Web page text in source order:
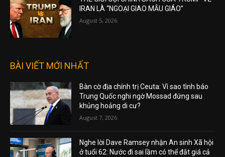
IRAN LÀ “NGOẠI GIAO MẪU GIÁO”
August 5, 2026
BÀI VIẾT MỚI NHẤT
Bàn cờ địa chính trị Ceuta: Vì sao tình báo
Trung Quốc nghi ngờ Mossad đứng sau
khủng hoảng di cư?
August 7, 2026
Nghe lời Dave Ramsey nhận An sinh Xã hội
ở tuổi 62: Nước đi sai lầm có thể đắt giá cả